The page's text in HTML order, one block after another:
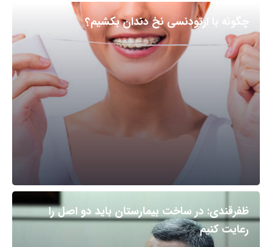
چگونه با ارتودنسی نخ دندان بکشیم؟
ظفرقندی: در ساخت بیمارستان باید دو اصل را
رعایت کنیم